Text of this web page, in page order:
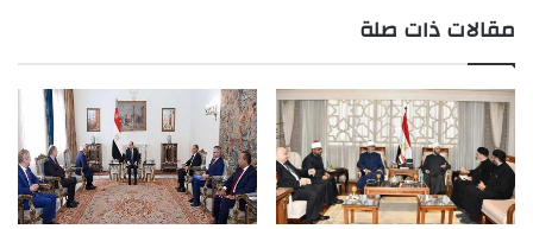
مقالات ذات صلة